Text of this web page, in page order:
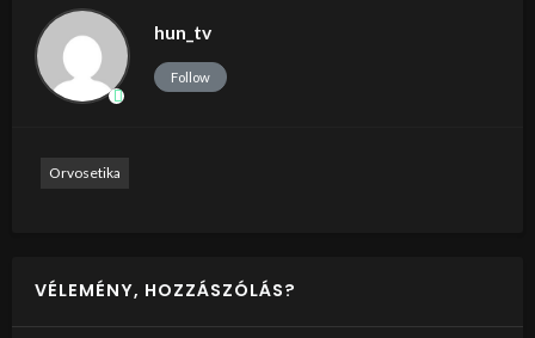
hun_tv
Follow
Orvosetika
VÉLEMÉNY, HOZZÁSZÓLÁS?